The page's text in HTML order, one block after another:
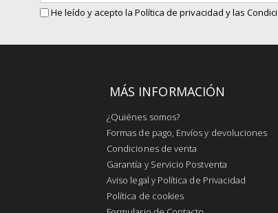
nuestro
boletín
noticias:
He leído y acepto la Política de privacidad y las
MÁS INFORMACIÓN
¿Quiénes somos?
Formas de pago, Envíos y devoluciones
Condiciones de venta
Garantía y Servicio Postventa
Aviso legal y Política de Privacidad
Política de cookies